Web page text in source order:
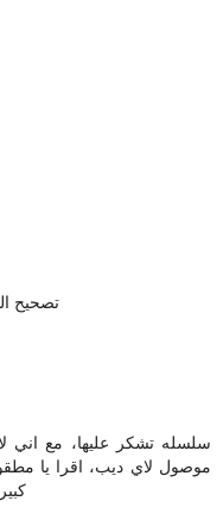
تصحيح
سلسله تشكر عليها، مع اني
موصول لاي ديب، اقرا يا